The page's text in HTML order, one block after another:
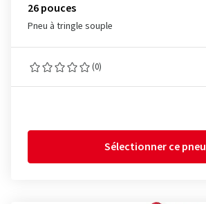
26 pouces
Pneu à tringle souple
(0)
Sélectionner ce pneu